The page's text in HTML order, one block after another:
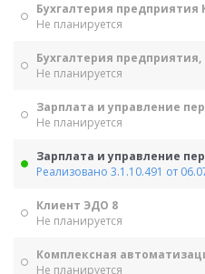
Бухгалтерия предприятия
Не планируется
Бухгалтерия
Не планируется
Зарплата и управление
Не планируется
Зарплата и управление
Реализовано 3.1.10.491 от
Клиент ЭДО 8
Не планируется
Комплексная
Не планируется